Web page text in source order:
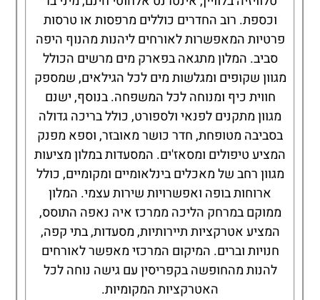
וכספת. רוב החדרים כוללים מרפסות או טרסות
פרטיות המאפשרות לאורחים ליהנות מהנוף היפה
סביב. המלון מתגאה בפארק מים מרשים הכולל
מגוון שקופים ומגלשות מים לכל הגילאים, שמספק
חווית כיף ומנוחה לכל המשפחה. בנוסף, ישנם
מגוון מתקנים לפנאי ולספורט, כולל בריכה גדולה
בסביבה מטופחת, חדר כושר מאובזר, וספא מפנק
המציע טיפולים ומסאז'ים. המסעדות במלון מציעות
מגוון רחב של מאכלים בינלאומיים ומקומיים, כולל
ארוחות בופה ואפשרויות שירות עצמי. המלון
ממוקם במרחק הליכה ממרכז איה נאפה התוסס,
המציע אטרקציות תיירותיות, מסעדות, בתי קפה,
חנויות וברים. המיקום המרכזי מאפשר לאורחים
להנות מהחופשה בקפריסין עם גישה נוחה לכל
האטרקציות המקומיות.